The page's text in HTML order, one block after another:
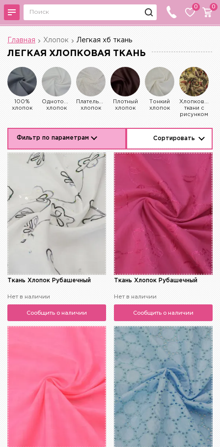
0 0
Главная Хлопок Легкая хб ткань
ЛЕГКАЯ ХЛОПКОВАЯ ТКАНЬ
100%
хлопок
Однотонный
хлопок
Плательный
хлопок
Плотный
хлопок
Тонкий
хлопок
Хлопковые
ткани с
рисунком
Фильтр по параметрам Сортировать
Ткань Хлопок Рубашечный
Нет в наличии
Сообщить о наличии
Ткань Хлопок Рубашечный
Нет в наличии
Сообщить о наличии